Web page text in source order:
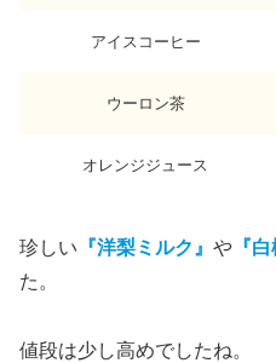
アイスコーヒー
ウーロン茶
オレンジジュース
珍しい 『洋梨ミルク』 や 『
た。
値段は少し高めでしたね。